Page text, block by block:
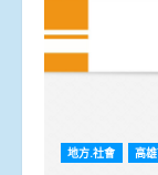
地方.社會 高